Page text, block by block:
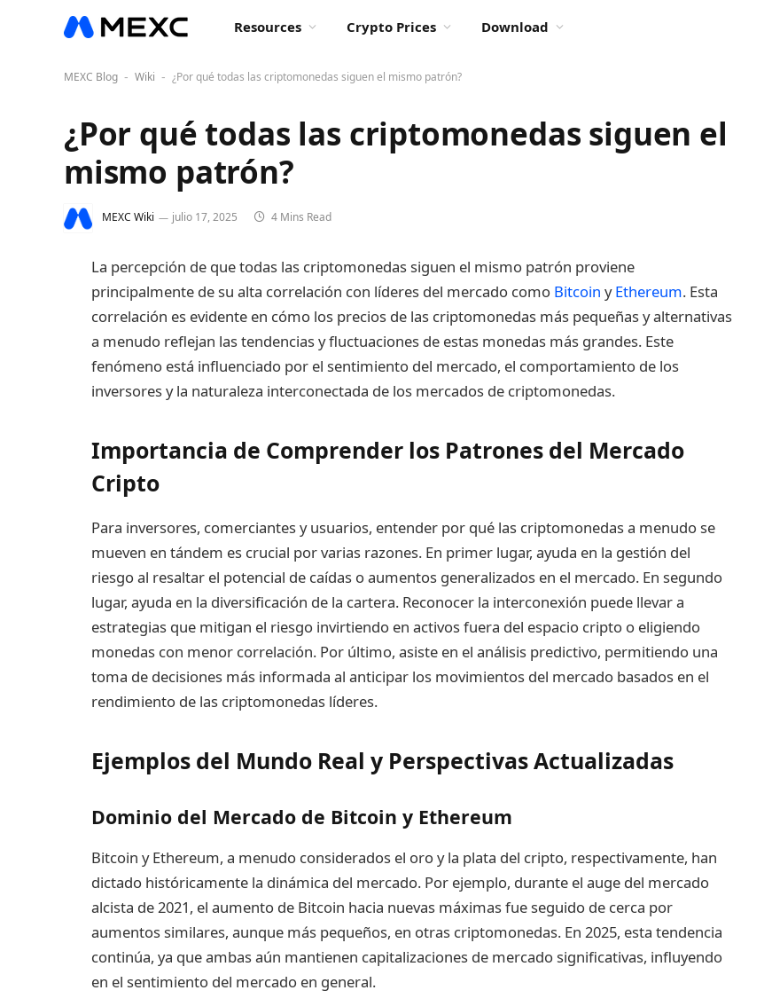
Resources Crypto Prices Download
MEXC Blog - Wiki - ¿Por qué todas las criptomonedas siguen el mismo patrón?
¿Por qué todas las criptomonedas siguen el
mismo patrón?
MEXC Wiki julio 17, 2025 4 Mins Read
La percepción de que todas las criptomonedas siguen el mismo patrón proviene
principalmente de su alta correlación con líderes del mercado como Bitcoin yEthereum. Esta
correlación es evidente en cómo los precios de las criptomonedas más pequeñas y alternativas
a menudo reflejan las tendencias y fluctuaciones de estas monedas más grandes. Este
fenómeno está influenciado por el sentimiento del mercado, el comportamiento de los
inversores y la naturaleza interconectada de los mercados de criptomonedas.
Importancia de Comprender los Patrones del Mercado
Cripto
Para inversores, comerciantes y usuarios, entender por qué las criptomonedas a menudo se
mueven en tándem es crucial por varias razones. En primer lugar, ayuda en la gestión del
riesgo al resaltar el potencial de caídas o aumentos generalizados en el mercado. En segundo
lugar, ayuda en la diversificación de la cartera. Reconocer la interconexión puede llevar a
estrategias que mitigan el riesgo invirtiendo en activos fuera del espacio cripto o eligiendo
monedas con menor correlación. Por último, asiste en el análisis predictivo, permitiendo una
toma de decisiones más informada al anticipar los movimientos del mercado basados en el
rendimiento de las criptomonedas líderes.
Ejemplos del Mundo Real y Perspectivas Actualizadas
Dominio del Mercado de Bitcoin y Ethereum
Bitcoin y Ethereum, a menudo considerados el oro y la plata del cripto, respectivamente, han
dictado históricamente la dinámica del mercado. Por ejemplo, durante el auge del mercado
alcista de 2021, el aumento de Bitcoin hacia nuevas máximas fue seguido de cerca por
aumentos similares, aunque más pequeños, en otras criptomonedas. En 2025, esta tendencia
continúa, ya que ambas aún mantienen capitalizaciones de mercado significativas, influyendo
en el sentimiento del mercado en general.